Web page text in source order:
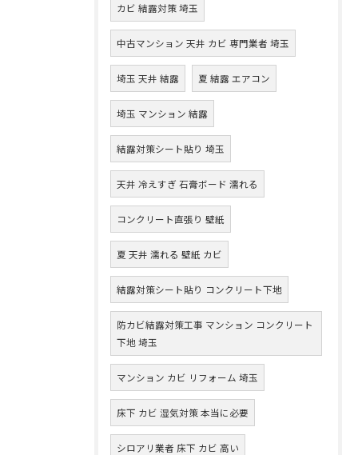
カビ 結露対策 埼玉
中古マンション 天井 カビ 専門業者 埼玉
埼玉 天井 結露 夏 結露 エアコン
埼玉 マンション 結露
結露対策シート貼り 埼玉
天井 冷えすぎ 石膏ボード 濡れる
コンクリート直張り 壁紙
夏 天井 濡れる 壁紙 カビ
結露対策シート貼り コンクリート下地
防カビ結露対策工事 マンション コンクリート
下地 埼玉
マンション カビ リフォーム 埼玉
床下 カビ 湿気対策 本当に必要
シロアリ業者 床下 カビ 高い